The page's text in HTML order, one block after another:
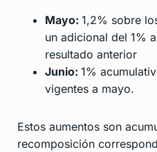
Mayo: 1,2% sobre
un adicional del 1%
resultado anterior
Junio: 1%
vigentes a mayo.
Estos aumentos son
recomposición